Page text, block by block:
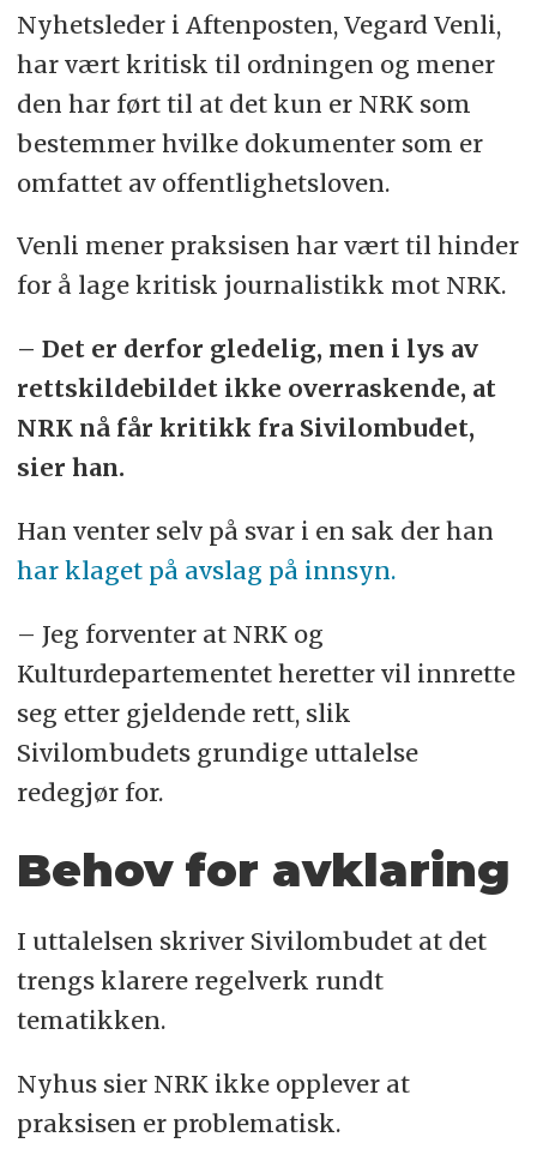
Nyhetsleder i Aftenposten, Vegard Venli,
har vært kritisk til ordningen og mener
den har ført til at det kun er NRK som
bestemmer hvilke dokumenter som er
omfattet av offentlighetsloven.
Venli mener praksisen har vært til hinder
for å lage kritisk journalistikk mot NRK.
– Det er derfor gledelig, men i lys av
rettskildebildet ikke overraskende, at
NRK nå får kritikk fra Sivilombudet,
sier han.
Han venter selv på svar i en sak der han
har klaget på avslag på innsyn.
– Jeg forventer at NRK og
Kulturdepartementet heretter vil innrette
seg etter gjeldende rett, slik
Sivilombudets grundige uttalelse
redegjør for.
Behov for avklaring
I uttalelsen skriver Sivilombudet at det
trengs klarere regelverk rundt
tematikken.
Nyhus sier NRK ikke opplever at
praksisen er problematisk.